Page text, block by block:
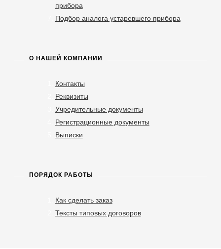
прибора
Подбор аналога устаревшего прибора
О НАШЕЙ КОМПАНИИ
Контакты
Реквизиты
Учредительные документы
Регистрационные документы
Выписки
ПОРЯДОК РАБОТЫ
Как сделать заказ
Тексты типовых договоров